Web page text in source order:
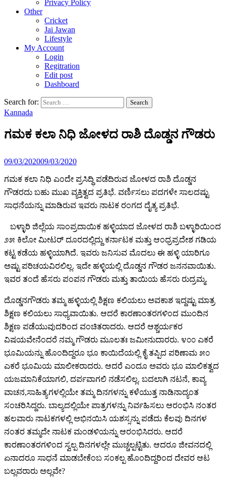
Privacy Policy
Other
Cricket
Jai Jawan
Lifestyle
My Account
Login
Regitration
Edit post
Dashboard
Search for:
Kannada
ಗಮಕ ಕಲಾ ನಿಧಿ ಜೋಳದ ರಾಶಿ ದೊಡ್ಡನ ಗೌಡರು
09/03/202009/03/2020
ಗಮಕ ಕಲಾ ನಿಧಿ ಎಂದೇ ಪ್ರಸಿದ್ಧಿ ಪಡೆದಿರುವ ಜೋಳದ ರಾಶಿ ದೊಡ್ಡನ
ಗೌಡರದು ಬಹು ಮುಖ ವ್ಯಕ್ತಿತ್ವದ ಪ್ರತಿಭೆ. ವರ್ಣಿಸಲು ಪದಗಳೇ ಸಾಲದಷ್ಟು
ಸಾಧನೆಯನ್ನು ಮಾಡಿರುವ ಇವರು ನಾಟಕ ರಂಗದ ದೈತ್ಯ ಪ್ರತಿಭೆ.
ಬಳ್ಳಾರಿ ಜಿಲ್ಲೆಯ ಸಾಂಪ್ರದಾಯಿಕ ಹಳ್ಳಿಯಾದ ಜೋಳದ ರಾಶಿ ಬಳ್ಳಾರಿಯಿಂದ
೨೫ ಕಿಲೋ ಮೀಟರ್ ದೂರದಲ್ಲಿದ್ದು ಕರ್ನಾಟಕ ಮತ್ತು ಆಂಧ್ರಪ್ರದೇಶ ಗಡಿಯ
ಕಟ್ಟ ಕಡೆಯ ಹಳ್ಳಿಯಾಗಿದೆ. ಇವರು ಜನಿಸುವ ಮೊದಲು ಈ ಹಳ್ಳಿ ಯಾರಿಗೂ
ಅಷ್ಟು ಪರಿಚಯವಿರಲಿಲ್ಲ. ಇದೇ ಹಳ್ಳಿಯಲ್ಲಿ ದೊಡ್ಡನ ಗೌಡರ ಜನನವಾಯಿತು.
ಇವರ ತಂದೆ ಹೆಸರು ಪಂಪನ ಗೌಡರು ಮತ್ತು ತಾಯಿಯ ಹೆಸರು ರುದ್ರಮ್ಮ.
ದೊಡ್ಡನಗೌಡರು ತಮ್ಮ ಹಳ್ಳಿಯಲ್ಲಿ ಶಿಕ್ಷಣ ಕಲಿಯಲು ಅವಕಾಶ ಇದ್ದಷ್ಟು ಮಾತ್ರ
ಶಿಕ್ಷಣ ಕಲಿಯಲು ಸಾಧ್ಯವಾಯಿತು. ಆದರೆ ಕಾರಣಾಂತರಗಳಿಂದ ಮುಂದಿನ
ಶಿಕ್ಷಣ ಪಡೆಯುವುದರಿಂದ ವಂಚಿತರಾದರು. ಆದರೆ ಆಶ್ಚರ್ಯಕರ
ವಿಷಯವೇನೆಂದರೆ ನಮ್ಮ ಗೌಡರು ಮೂಲತಃ ಜಮೀನುದಾರರು. ೪೦೦ ಎಕರೆ
ಭೂಮಿಯನ್ನು ಹೊಂದಿದ್ದರೂ ಭೂ ಕಾಯಿದೆಯಲ್ಲಿ ಕೈ ತಪ್ಪಿದ ಪರಿಣಾಮ ೫೦
ಎಕರೆ ಭೂಮಿಯ ಮಾಲೀಕರಾದರು. ಆದರೆ ಎಂದೂ ಅವರು ಭೂ ಮಾಲಿಕತ್ವದ
ಯಜಮಾನಿಕೆಯಾಗಲಿ, ದರ್ಪವಾಗಲಿ ನಡೆಸಲಿಲ್ಲ. ಬದಲಾಗಿ ನಟನೆ, ಕಾವ್ಯ
ವಾಚನ,ಸಾಹಿತ್ಯಗಳಲ್ಲಿಯೇ ತಮ್ಮ ದಿನಗಳನ್ನು ಕಳೆಯುತ್ತ ನಾಡಿನಾದ್ಯಂತ
ಸಂಚರಿಸಿದ್ದರು. ಬಾಲ್ಯದಲ್ಲಿಯೇ ಪಾತ್ರಗಳನ್ನು ನಿರ್ವಹಿಸಲು ಆರಂಭಿಸಿ ನಂತರ
ಹಲವಾರು ನಾಟಕಗಳಲ್ಲಿ ಅಭಿನಯಿಸಿ ಯಶಸ್ಸನ್ನು ಪಡೆದು ಕೆಲವು ದಿನಗಳ
ನಂತರ ತಮ್ಮದೇ ನಾಟಕ ಮಂಡಳಿಯನ್ನು ಆರಂಭಿಸಿದರು. ಆದರೆ
ಕಾರಣಾಂತರಗಳಿಂದ ಸ್ವಲ್ಪ ದಿನಗಳಲ್ಲೇ ಮುಚ್ಚಲ್ಪಟ್ಟಿತು. ಆದರೂ ಜೀವನದಲ್ಲಿ
ಏನಾದರೂ ಸಾಧನೆ ಮಾಡಬೇಕೆಂಬ ಸಂಕಲ್ಪ ಹೊಂದಿದ್ದರಿಂದ ದೇವರ ಆಟ
ಬಲ್ಲವರಾರು ಅಲ್ಲವೇ?